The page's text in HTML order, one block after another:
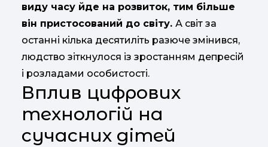
виду часу йде на розвиток, тим більше
він пристосований до світу. А світ за
останні кілька десятиліть разюче змінився,
людство зіткнулося із зростанням депресій
і розладами особистості.
Вплив цифрових
технологій на
сучасних дітей